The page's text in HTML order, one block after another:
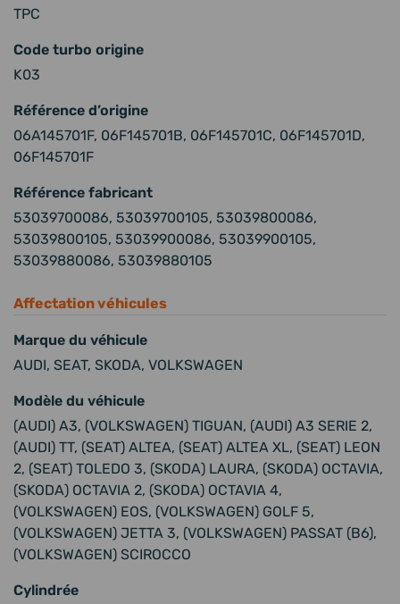
TPC
Code turbo origine
K03
Référence d’origine
06A145701F, 06F145701B, 06F145701C, 06F145701D,
06F145701F
Référence fabricant
53039700086, 53039700105, 53039800086,
53039800105, 53039900086, 53039900105,
53039880086, 53039880105
Affectation véhicules
Marque du véhicule
AUDI, SEAT, SKODA, VOLKSWAGEN
Modèle du véhicule
(AUDI) A3, (VOLKSWAGEN) TIGUAN, (AUDI) A3 SERIE 2,
(AUDI) TT, (SEAT) ALTEA, (SEAT) ALTEA XL, (SEAT) LEON
2, (SEAT) TOLEDO 3, (SKODA) LAURA, (SKODA) OCTAVIA,
(SKODA) OCTAVIA 2, (SKODA) OCTAVIA 4,
(VOLKSWAGEN) EOS, (VOLKSWAGEN) GOLF 5,
(VOLKSWAGEN) JETTA 3, (VOLKSWAGEN) PASSAT (B6),
(VOLKSWAGEN) SCIROCCO
Cylindrée